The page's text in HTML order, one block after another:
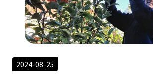
Sök kurser och evenemang
Om SV
Starta studiecirkel
2024-08-25